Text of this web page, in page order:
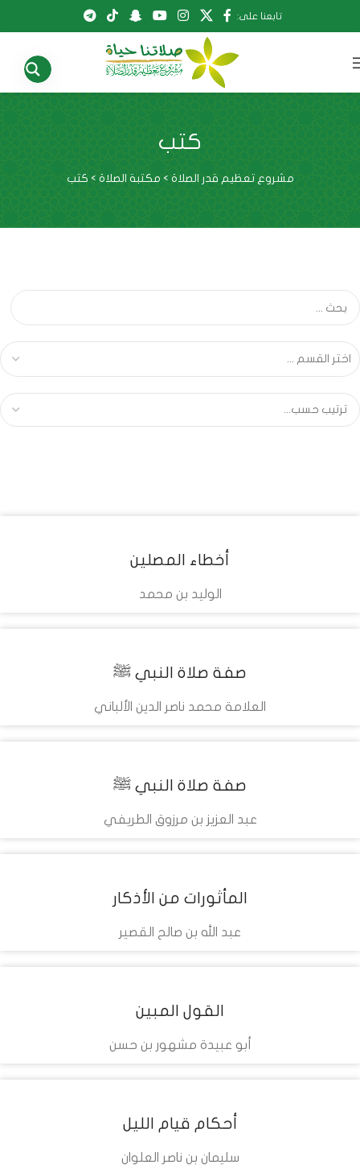
تابعنا على:
كتب
مشروع تعظيم قدر الصلاة > مكتبة الصلاة > كتب
تحميل
التفاصيل
أخطاء المصلين
الوليد بن محمد
تحميل
التفاصيل
صفة صلاة النبي ﷺ
العلامة محمد ناصر الدين الألباني
تحميل
التفاصيل
صفة صلاة النبي ﷺ
عبد العزيز بن مرزوق الطريفي
تحميل
التفاصيل
المأثورات من الأذكار
عبد الله بن صالح القصير
تحميل
التفاصيل
القول المبين
أبو عبيدة مشهور بن حسن
تحميل
التفاصيل
أحكام قيام الليل
سليمان بن ناصر العلوان